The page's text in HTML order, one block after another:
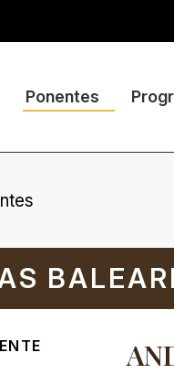
Ponentes